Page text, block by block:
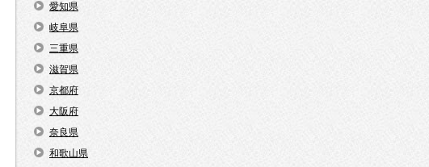
愛知県
岐阜県
三重県
滋賀県
京都府
大阪府
奈良県
和歌山県